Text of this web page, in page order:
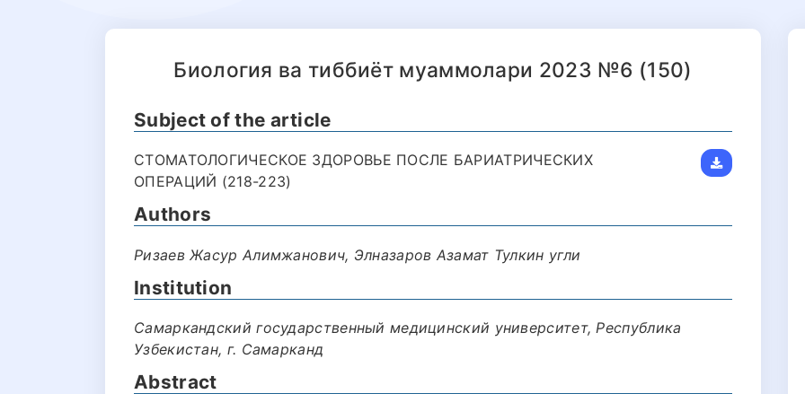
Биология ва тиббиёт муаммолари 2023 №6 (150)
Subject of the article
СТОМАТОЛОГИЧЕСКОЕ ЗДОРОВЬЕ ПОСЛЕ БАРИАТРИЧЕСКИХ
ОПЕРАЦИЙ (218-223)
Authors
Ризаев Жасур Алимжанович, Элназаров Азамат Тулкин угли
Institution
Самаркандский государственный медицинский университет, Республика
Узбекистан, г. Самарканд
Abstract